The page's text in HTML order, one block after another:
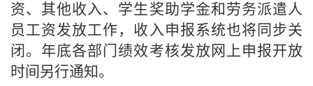
资、其他收入、学生奖助学金和劳务派遣人
员工资发放工作，收入申报系统也将同步关
闭。年底各部门绩效考核发放网上申报开放
时间另行通知。